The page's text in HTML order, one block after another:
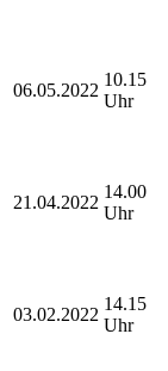
06.05.2022
10.15
Uhr
21.04.2022
14.00
Uhr
03.02.2022
14.15
Uhr